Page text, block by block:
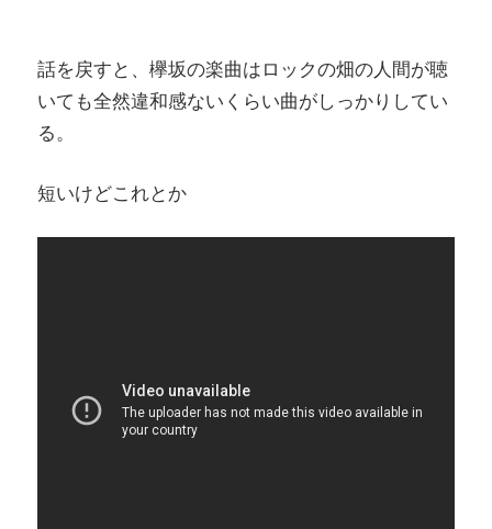
話を戻すと、欅坂の楽曲はロックの畑の人間が聴
いても全然違和感ないくらい曲がしっかりしてい
る。
短いけどこれとか